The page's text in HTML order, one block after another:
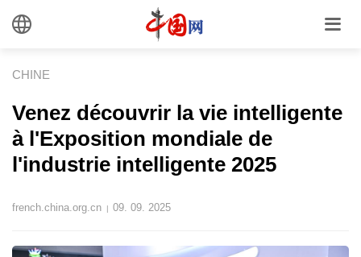
CHINE
Venez découvrir la vie intelligente
à l'Exposition mondiale de
l'industrie intelligente 2025
french.china.org.cn | 09. 09. 2025